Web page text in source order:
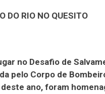
DO RIO NO QUESITO
no Desafio de
pelo Corpo de
ano, foram